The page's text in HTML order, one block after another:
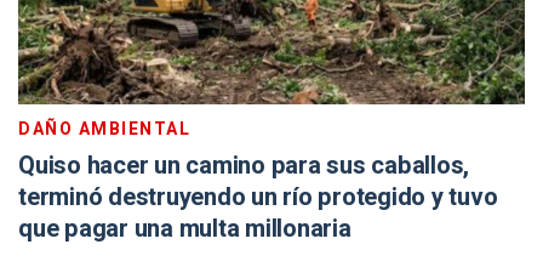
DAÑO AMBIENTAL
Quiso hacer un camino para sus caballos,
terminó destruyendo un río protegido y tuvo
que pagar una multa millonaria